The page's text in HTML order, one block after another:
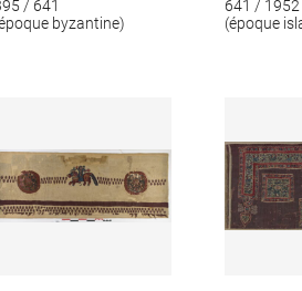
/ 641
byzantine)
641 / 1952
(époque